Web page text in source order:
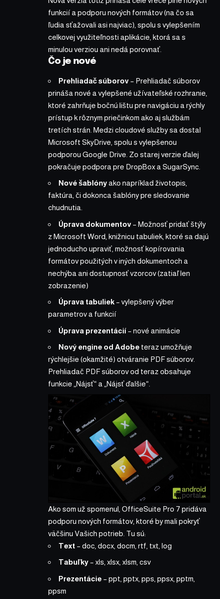
funkcií a podporu nových formátov (na čo sa
ľudia sťažovali asi najviac), spolu s vylepšením
celkovej využiteľnosti aplikácie, ktorá sa s
minulou verziou ani nedá porovnať.
Čo je nové
Prehliadač súborov – Prehliadač súborov
prináša nové a vylepšené užívateľské rozhranie,
ktoré zahrňuje bočnú lištu pre navigáciu a rýchly
prístup k rôznym priečinkom ako aj službám
tretích strán. Medzi cloudové služby sa dostal
Microsoft SkyDrive, spolu s vylepšenou
podporou Google Drive. Zo starej verzie ďalej
pokračuje podpora pre DropBox a SugarSync.
Nové šablónyako napríklad životopis,
faktúra, či dokonca šablóny pre sledovanie
chudnutia.
Úprava dokumentov – Možnosť pridať štýly
z Microsoft Word, knižnicu tabuliek, ktoré sa dajú
jednoducho upraviť, možnosť kopírovania
formátov použitých v iných dokumentoch a
nechýba ani dostupnosť vzorcov (zatiaľ len
zobrazenie)
Úprava tabuliek – vylepšený výber
parametrov a funkcií
Úprava prezentácií – nové animácie
Nový engine od Adobe teraz umožňuje
rýchlejšie (okamžité) otváranie PDF súborov.
Prehliadač PDF súborov od teraz obsahuje
funkcie „Nájsť“ a „Nájsť ďalšie“.
Ako som už spomenul, OfficeSuite Pro 7 pridáva
podporu nových formátov, ktoré by mali pokryť
väčšinu Vašich potrieb. Tu sú:
Text – doc, docx, docm, rtf, txt, log
Tabuľky – xls, xlsx, xlsm, csv
Prezentácie – ppt, pptx, pps, ppsx, pptm,
ppsm